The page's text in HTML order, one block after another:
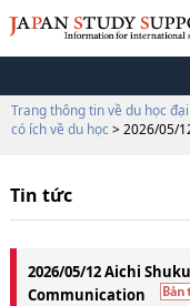
Trang thông tin về du học
có ích về du học > 2026/05/
Tin tức
2026/05/12 Aichi
Communication